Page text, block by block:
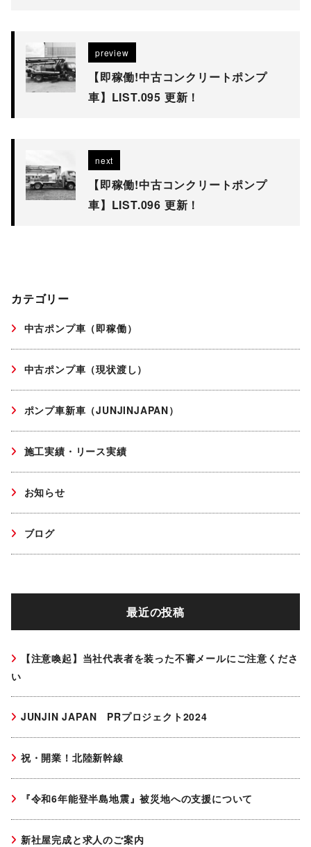
preview
【即稼働!中古コンクリートポンプ
車】LIST.095 更新！
next
【即稼働!中古コンクリートポンプ
車】LIST.096 更新！
カテゴリー
中古ポンプ車（即稼働）
中古ポンプ車（現状渡し）
ポンプ車新車（JUNJINJAPAN）
施工実績・リース実績
お知らせ
ブログ
最近の投稿
【注意喚起】当社代表者を装った不審メールにご注意くださ
い
JUNJIN JAPAN PRプロジェクト2024
祝・開業！北陸新幹線
『令和6年能登半島地震』被災地への支援について
新社屋完成と求人のご案内